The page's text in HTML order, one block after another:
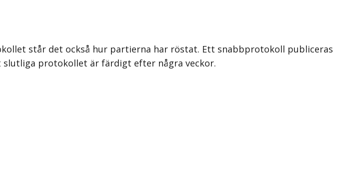
står det också hur partierna har röstat. Ett snabbprotokoll publiceras
protokollet är färdigt efter några veckor.